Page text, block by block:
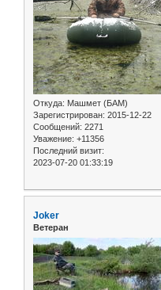
Откуда: Машмет (БАМ)
Зарегистрирован: 2015-12-22
Сообщений: 2271
Уважение: +11356
Последний визит:
2023-07-20 01:33:19
Joker
Ветеран